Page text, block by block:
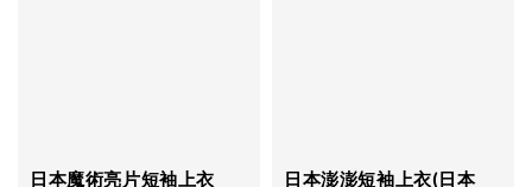
日本魔術亮片短袖上衣
日本澎澎短袖上衣(日本